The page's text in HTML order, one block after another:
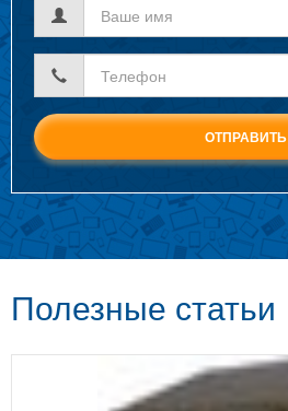
имя
*
ОТПРАВИТЬ
Полезные статьи